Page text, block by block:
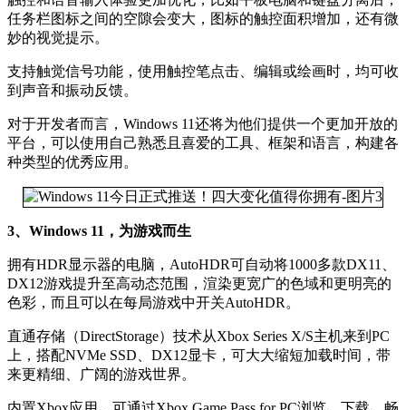
任务栏图标之间的空隙会变大，图标的触控面积增加，还有微
妙的视觉提示。
支持触觉信号功能，使用触控笔点击、编辑或绘画时，均可收
到声音和振动反馈。
对于开发者而言，Windows 11还将为他们提供一个更加开放的
平台，可以使用自己熟悉且喜爱的工具、框架和语言，构建各
种类型的优秀应用。
3、Windows 11，为游戏而生
拥有HDR显示器的电脑，AutoHDR可自动将1000多款DX11、
DX12游戏提升至高动态范围，渲染更宽广的色域和更明亮的
色彩，而且可以在每局游戏中开关AutoHDR。
直通存储（DirectStorage）技术从Xbox Series X/S主机来到PC
上，搭配NVMe SSD、DX12显卡，可大大缩短加载时间，带
来更精细、广阔的游戏世界。